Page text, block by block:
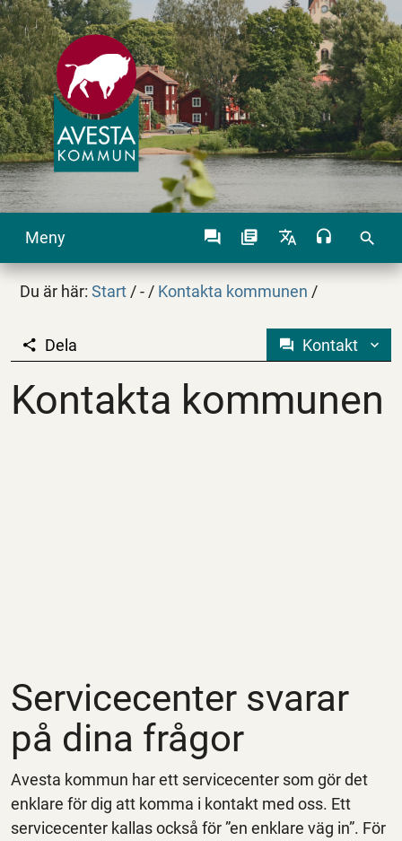
Meny search
Du är här:Start /- / Kontakta kommunen /
Kontakta kommunen
Dela Kontakt
Kontakta kommunen
Servicecenter svarar
på dina frågor
Avesta kommun har ett servicecenter som gör det
enklare för dig att komma i kontakt med oss. Ett
servicecenter kallas också för ”en enklare väg in”. För